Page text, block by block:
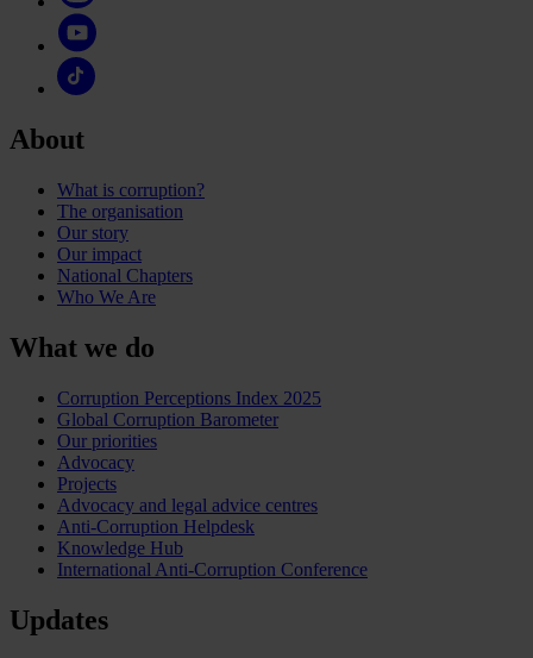
About
What is corruption?
The organisation
Our story
Our impact
National Chapters
Who We Are
What we do
Corruption Perceptions Index 2025
Global Corruption Barometer
Our priorities
Advocacy
Projects
Advocacy and legal advice centres
Anti-Corruption Helpdesk
Knowledge Hub
International Anti-Corruption Conference
Updates